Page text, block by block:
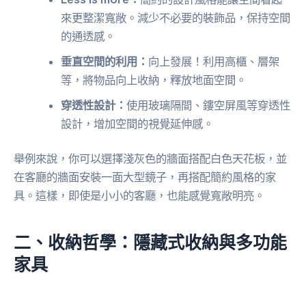
來更整潔寬敞。減少不必要的裝飾品，保持空間
的通透感。
垂直空間的利用： 向上發展！利用高櫃、層架
等，將物品向上收納，釋放地面空間。
穿透性設計：使用玻璃隔間、鏤空屏風等穿透性
設計，增加空間的視覺延伸感。
舉例來說，你可以選擇淺灰色的牆面搭配白色天花板，並
在客廳的牆面安裝一面大型鏡子，再搭配簡約風格的家
具。這樣，即使是小小的客廳，也能感覺寬敞明亮。
二、收納哲學：隱藏式收納與多功能
家具